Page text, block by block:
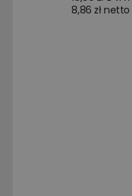
8,86 zł netto